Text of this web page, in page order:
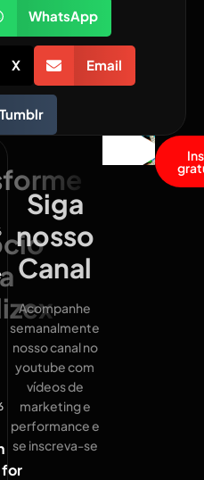
for
Siga
nosso
Canal
Acompanhe
semanalmente
nosso canal no
youtube com
vídeos de
marketing e
performance e
se inscreva-se
WhatsApp
X Email
Tumblr